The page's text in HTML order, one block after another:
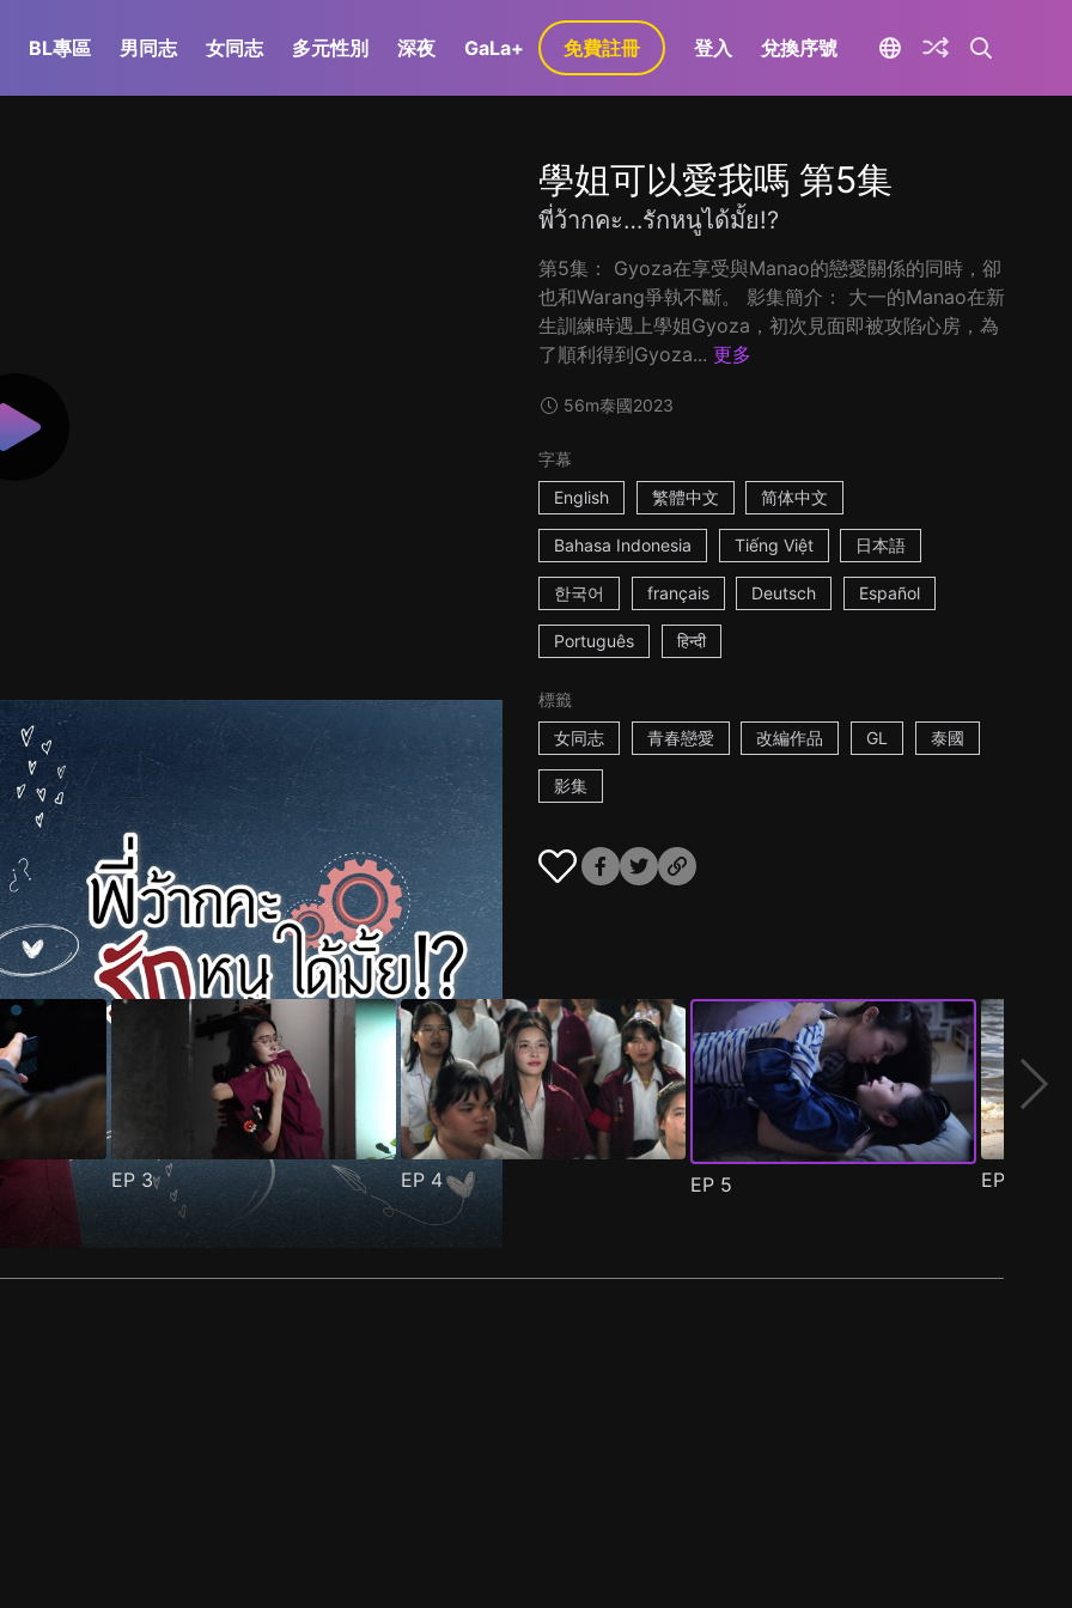
BL專區 男同志 女同志 多元性別 深夜 GaLa+ 免費註冊 登入 兌換序號
學姐可以愛我嗎 第5集
พี่ว้ากคะ…รักหนูได้มั้ย!?
第5集： Gyoza在享受與Manao的戀愛關係的同時，卻
也和Warang爭執不斷。 影集簡介： 大一的Manao在新
生訓練時遇上學姐Gyoza，初次見面即被攻陷心房，為
了順利得到Gyoza... 更多
56m泰國2023
字幕
English
繁體中文 简体中文
Bahasa Indonesia Tiếng Việt 日本語
한국어 français Deutsch Español
Português हिन्दी
標籤
女同志
青春戀愛 改編作品 GL 泰國
影集
EP 3 EP 4 EP 5 EP